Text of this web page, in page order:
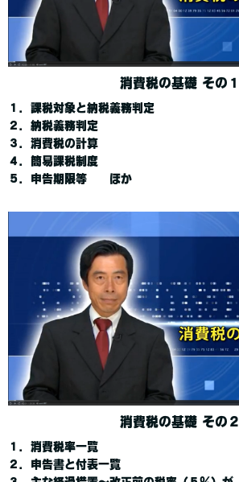
消費税の基礎 その１
１．課税対象と納税義務判定
２．納税義務判定
３．消費税の計算
４．簡易課税制度
５．申告期限等 ほか
消費税の基礎 その２
１．消費税率一覧
２．申告書と付表一覧